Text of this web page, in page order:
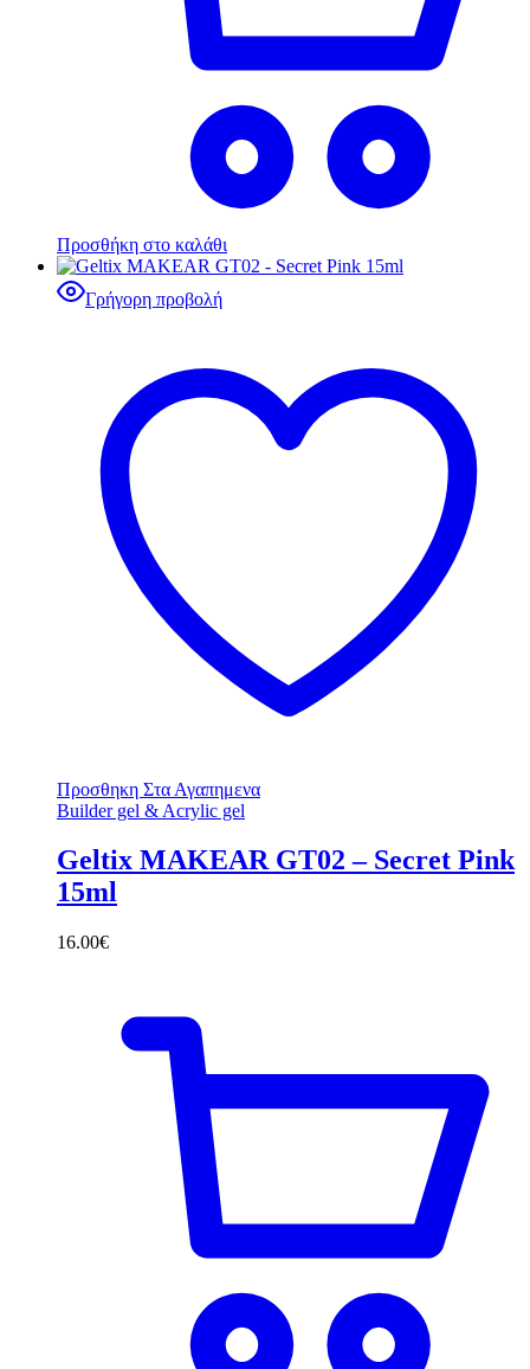
Προσθήκη στο καλάθι
Γρήγορη προβολή
Προσθηκη Στα Αγαπημενα
Builder gel & Acrylic gel
Geltix MAKEAR GT02 – Secret Pink
15ml
16.00€